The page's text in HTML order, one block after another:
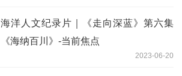
海洋人文纪录片｜《走向深蓝》第六集
《海纳百川》-当前焦点
2023-06-20